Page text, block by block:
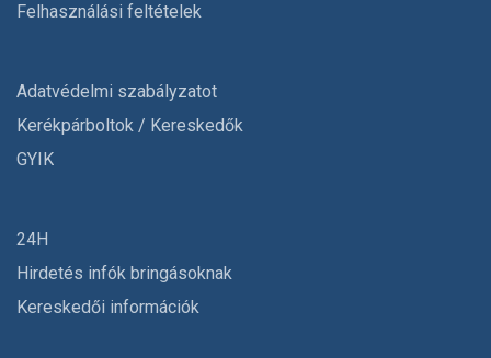
Felhasználási feltételek
Adatvédelmi szabályzatot
Kerékpárboltok / Kereskedők
GYIK
24H
Hirdetés infók bringásoknak
Kereskedői információk